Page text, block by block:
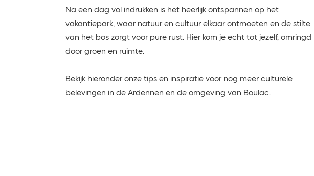
Na een dag vol indrukken is het heerlijk ontspannen op het
vakantiepark, waar natuur en cultuur elkaar ontmoeten en de stilte
van het bos zorgt voor pure rust. Hier kom je echt tot jezelf, omringd
door groen en ruimte.
Bekijk hieronder onze tips en inspiratie voor nog meer culturele
belevingen in de Ardennen en de omgeving van Boulac.